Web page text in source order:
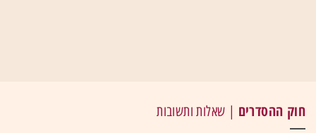
חוק ההסדרים | שאלות ותשובות